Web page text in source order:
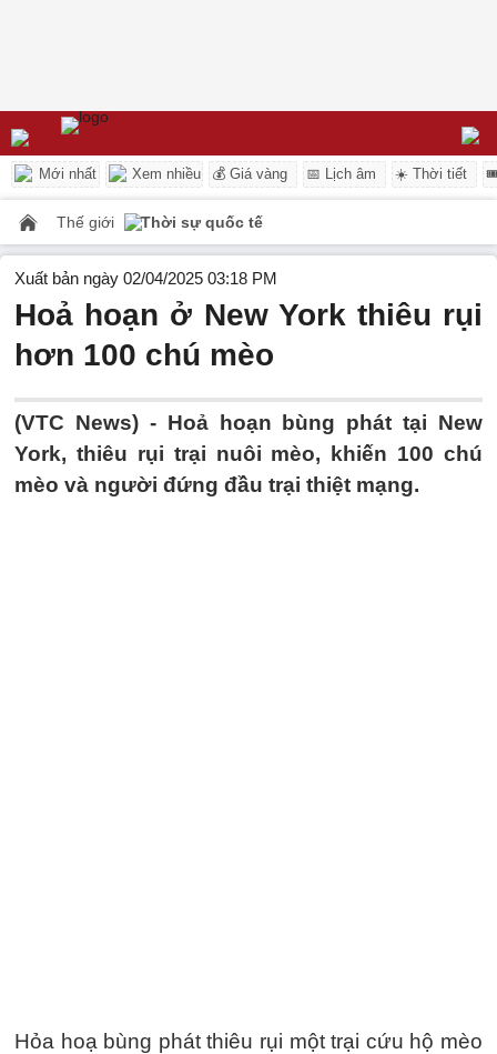
Mới nhất Xem nhiều 💰 Giá vàng 📅 Lịch âm ☀️ Thời tiết
Thế giới Thời sự quốc tế
Xuất bản ngày 02/04/2025 03:18 PM
Hoả hoạn ở New York thiêu rụi
hơn 100 chú mèo
(VTC News) - Hoả hoạn bùng phát tại New
York, thiêu rụi trại nuôi mèo, khiến 100 chú
mèo và người đứng đầu trại thiệt mạng.
Hỏa hoạ bùng phát thiêu rụi một trại cứu hộ mèo